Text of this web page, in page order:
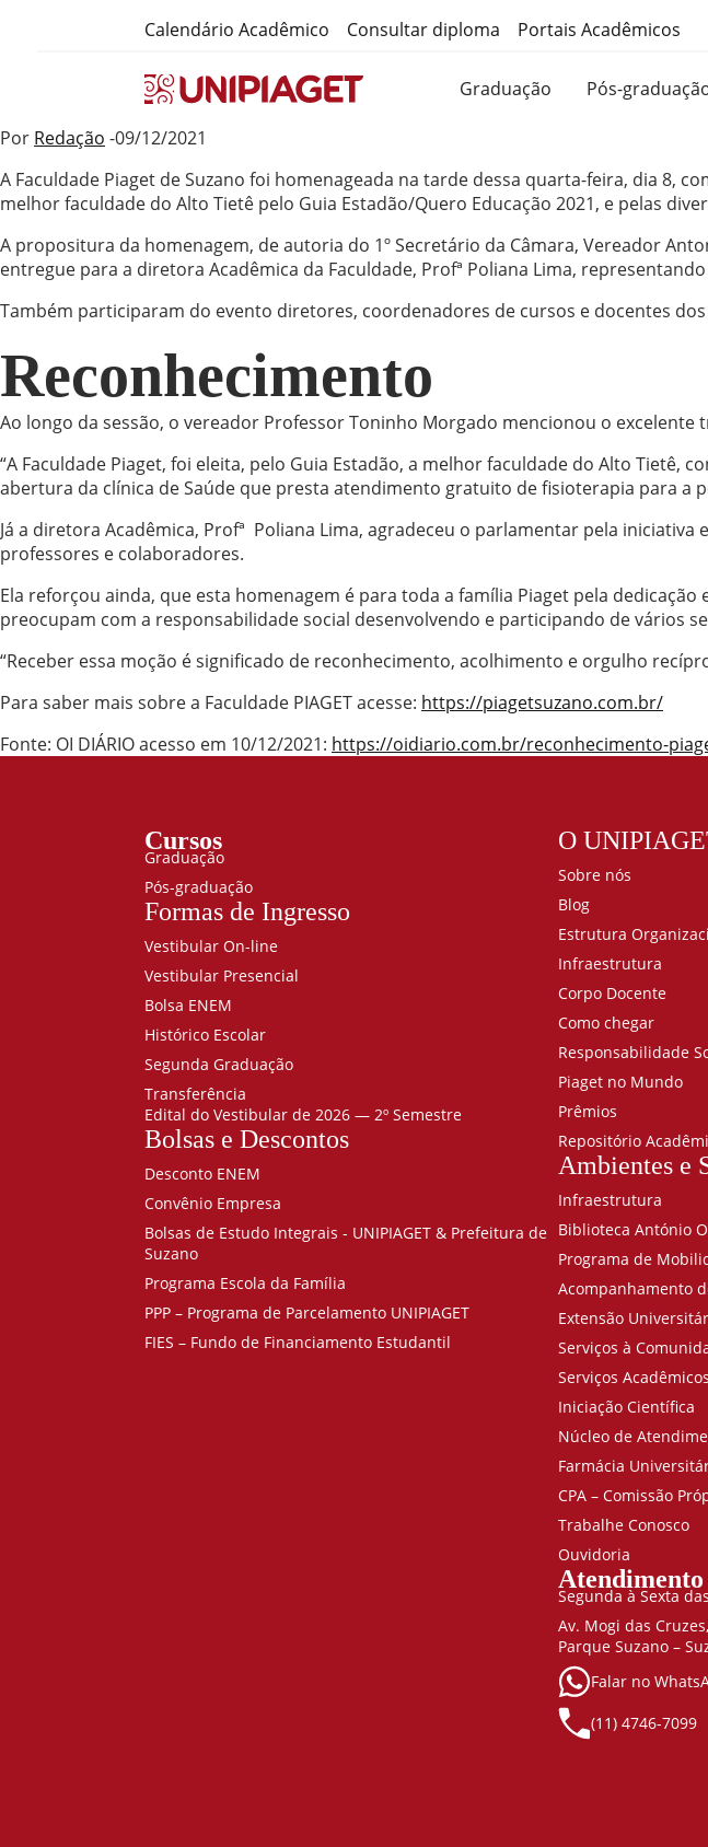
Calendário Acadêmico Consultar diploma Portais Acadêmicos
Graduação Pós-
Por Redação -09/12/2021
A Faculdade Piaget de Suzano foi homenageada na tarde dessa quarta-feira, dia 8,
melhor faculdade do Alto Tietê pelo Guia Estadão/Quero Educação 2021, e pelas
A propositura da homenagem, de autoria do 1º Secretário da Câmara, Vereador
entregue para a diretora Acadêmica da Faculdade, Profª Poliana Lima,
Também participaram do evento diretores, coordenadores de cursos e docentes
Reconhecimento
Ao longo da sessão, o vereador Professor Toninho Morgado mencionou o
“A Faculdade Piaget, foi eleita, pelo Guia Estadão, a melhor faculdade do Alto
abertura da clínica de Saúde que presta atendimento gratuito de fisioterapia para
Já a diretora Acadêmica, Profª Poliana Lima, agradeceu o parlamentar pela
professores e colaboradores.
Ela reforçou ainda, que esta homenagem é para toda a família Piaget pela
preocupam com a responsabilidade social desenvolvendo e participando de vários
“Receber essa moção é significado de reconhecimento, acolhimento e orgulho
Para saber mais sobre a Faculdade PIAGET acesse: https://piagetsuzano.com.br/
Fonte: OI DIÁRIO acesso em 10/12/2021: https://oidiario.com.br/reconhecimento-
Cursos
Graduação
Pós-graduação
Formas de Ingresso
Vestibular On-line
Vestibular Presencial
Bolsa ENEM
Histórico Escolar
Segunda Graduação
Transferência
Edital do Vestibular de 2026 — 2º Semestre
Bolsas e Descontos
Desconto ENEM
Convênio Empresa
Bolsas de Estudo Integrais - UNIPIAGET & Prefeitura de
Suzano
Programa Escola da Família
PPP – Programa de Parcelamento UNIPIAGET
FIES – Fundo de Financiamento Estudantil
O
Sobre nós
Blog
Estrutura
Infraestrutura
Corpo Docente
Como chegar
Responsabilidade
Piaget no Mundo
Prêmios
Repositório
Ambientes e
Infraestrutura
Biblioteca António
Programa de
Acompanhamento
Extensão
Serviços à
Serviços Acadêmicos
Iniciação Científica
Núcleo de
Farmácia
CPA – Comissão
Trabalhe Conosco
Ouvidoria
Atendimento
Segunda à Sexta
Av. Mogi das
Parque Suzano –
Falar no
(11) 4746-7099